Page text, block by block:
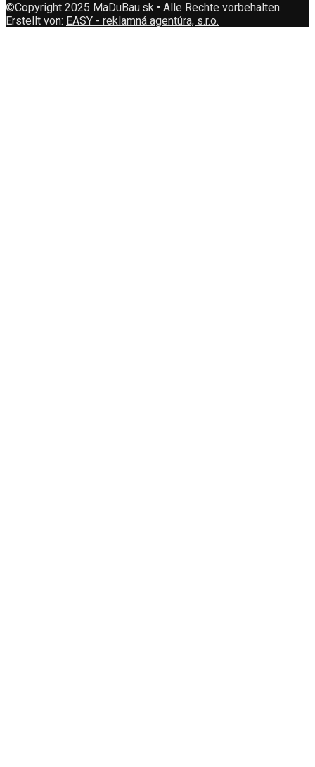
©Copyright 2025 MaDuBau.sk • Alle Rechte vorbehalten.
Erstellt von: EASY - reklamná agentúra, s.r.o.